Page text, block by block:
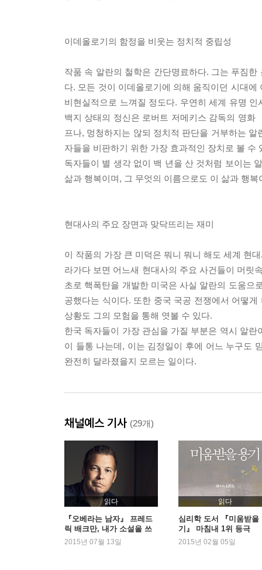
이데올로기의 함정을 비웃는 정치적 중립성
작품 속 알란의 철학은 간단명료하다. 그는 푸짐
다. 모든 것이 이데올로기에 의해 움직이던 시대
비현실적으로 느껴질 정도다. 우연히 세계 유명
백지 상태의 정신은 로버트 저메키스 감독의 영
프나, 멍청하지는 않되 정치적 판단을 거부하는
자들을 비판하기 위한 가장 효과적인 장치로 볼 수
독자들이 별 생각 없이 백 년을 산 것처럼 보이는
삶과 행복이며, 그 무엇의 이름으로도 이 삶과 행
현대사의 주요 장면과 맞닥뜨리는 재미
이 작품의 가장 큰 미덕은 뭐니 뭐니 해도 세계 현
라가다 보면 어느새 현대사의 주요 사건들이 머릿
초로 핵폭탄을 개발한 미국은 사실 알란의 도움으
공했다는 식이다. 또한 중국 국공 전쟁에서 어떻
상황도 그의 모험을 통해 엿볼 수 있다.
한국 독자들이 가장 관심을 가질 부분은 역시 알
이 들통 나는데, 이는 김정일이 후에 어느 누구도
완전히 달라졌을지 모르는 일이다.
채널예스 기사 (29개)
읽다
『오베라는 남자』 프레드
릭 배크만, 내가 소설을 쓰
게 된 이유
2015년 07월 13일
읽다
심리학 도서 『미움받을
기』 마침내 1위 등극
2015년 02월 05일